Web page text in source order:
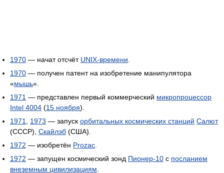
1970 — начат отсчёт UNIX-времени
1970 — получен патент на изобретение манипулятора
«мышь».
1971 — представлен первый коммерческий микропроцессор
Intel 4004 (15 ноября).
1971
1973 — запуск орбитальных космических станций Салют
(СССР), Скайлэб (США).
1972 — изобретён Prozac
1972 — запущен космический зонд Пионер-10 с посланием
внеземным цивилизациям